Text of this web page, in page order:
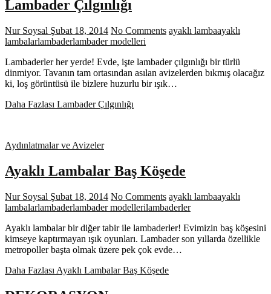
Lambader Çılgınlığı
Nur Soysal Şubat 18, 2014 No Comments ayaklı lambaayaklı
lambalarlambaderlambader modelleri
Lambaderler her yerde! Evde, işte lambader çılgınlığı bir türlü
dinmiyor. Tavanın tam ortasından asılan avizelerden bıkmış olacağız
ki, loş görüntüsü ile bizlere huzurlu bir ışık…
Daha Fazlası Lambader Çılgınlığı
Aydınlatmalar ve Avizeler
Ayaklı Lambalar Baş Köşede
Nur Soysal Şubat 18, 2014 No Comments ayaklı lambaayaklı
lambalarlambaderlambader modellerilambaderler
Ayaklı lambalar bir diğer tabir ile lambaderler! Evimizin baş köşesini
kimseye kaptırmayan ışık oyunları. Lambader son yıllarda özellikle
metropoller başta olmak üzere pek çok evde…
Daha Fazlası Ayaklı Lambalar Baş Köşede